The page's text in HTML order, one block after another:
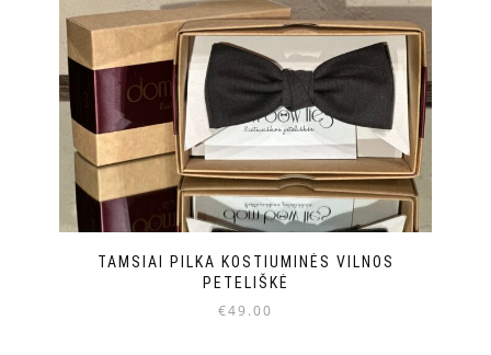
TAMSIAI PILKA KOSTIUMINĖS VILNOS
PETELIŠKĖ
€49.00